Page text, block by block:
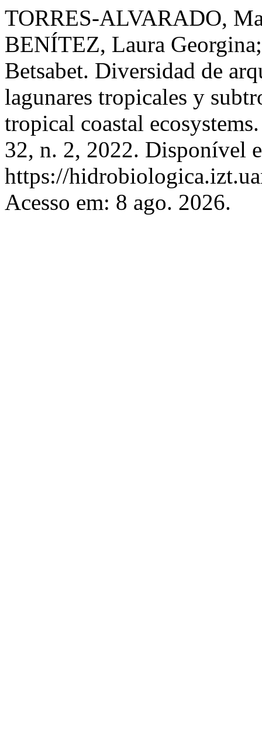
TORRES-ALVARADO,
BENÍTEZ, Laura
Betsabet. Diversidad de
lagunares tropicales y
tropical coastal
32, n. 2, 2022. Disponível
https://
Acesso em: 8 ago. 2026.